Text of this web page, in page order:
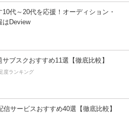
代～20代を応援！オーディション・
はDeview
ブスクおすすめ11選【徹底比較】
度ランキング
信サービスおすすめ40選【徹底比較】